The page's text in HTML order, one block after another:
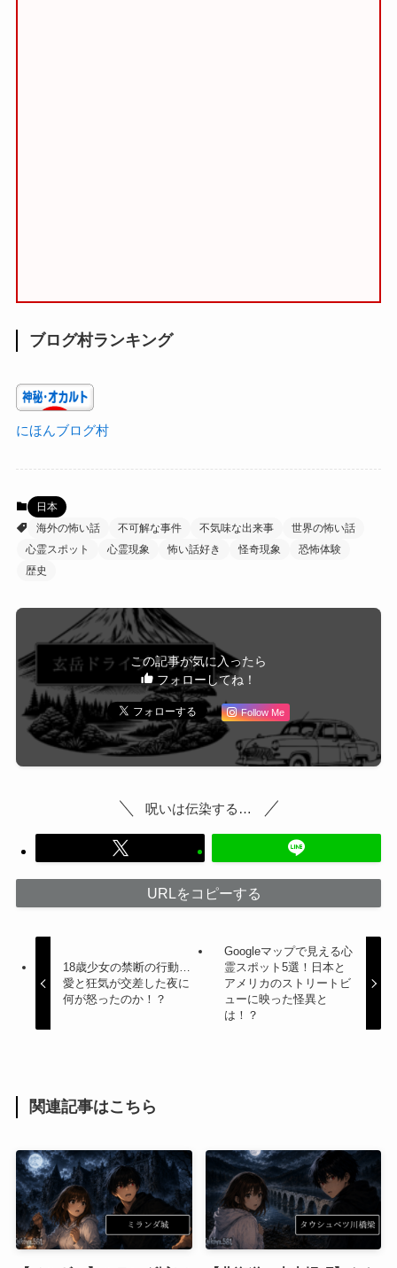
ブログ村ランキング
にほんブログ村
日本
海外の怖い話
不可解な事件 不気味な出来事
世界の怖い話
心霊スポット
心霊現象 怖い話好き 怪奇現象
恐怖体験
歴史
この記事が気に入ったら
フォローしてね！
Follow Me
呪いは伝染する…
URLをコピーする
18歳少女の禁断の行動…
愛と狂気が交差した夜に
何が怒ったのか！？
Googleマップで見える心
霊スポット5選！日本と
アメリカのストリートビ
ューに映った怪異と
は！？
関連記事はこちら